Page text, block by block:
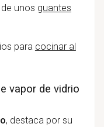
unos guantes
para cocinar al
vapor de vidrio
, destaca por su